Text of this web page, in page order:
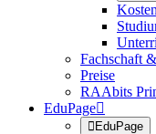
Fachschaft
Preise
RAAbits
EduPage
EduPage